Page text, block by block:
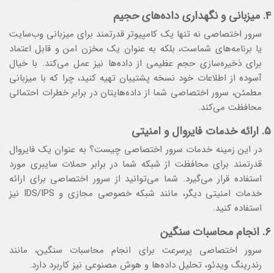
۴. میزبانی و نگهداری داده‌های حجیم
سرور اختصاصی نه تنها یک کامپیوتر قدرتمند برای میزبانی وب‌سایت
یا برنامه‌های شماست، بلکه به عنوان یک مخزن امن و قابل اعتماد
برای ذخیره‌سازی حجم عظیمی از داده‌ها نیز عمل می‌کند. با خیال
آسوده از اطلاعات خود نسخه پشتیبان تهیه کنید، چرا که با میزبانی
مطمئن، سرور اختصاصی شما از داده‌هایتان در برابر خطرات احتمالی
محافظت می‌کند.
5. ارائه خدمات فایروال و امنیتی
در این زمینه خدمات سرور اختصاصی چیست؟ به عنوان یک فایروال
قدرتمند برای محافظت از شبکه شما در برابر حملات سایبری مورد
استفاده قرار می‌گیرد. شما می‌توانید از سرور اختصاصی برای ارائه
خدمات امنیتی دیگر، مانند شبکه خصوصی مجازی و IDS/IPS نیز
استفاده کنید.
۶. انجام محاسبات سنگین
سرور اختصاصی پرسرعت برای انجام محاسبات سنگین، مانند
رندرینگ ویدئو، تحلیل داده‌ها و هوش مصنوعی نیز کاربرد دارد.